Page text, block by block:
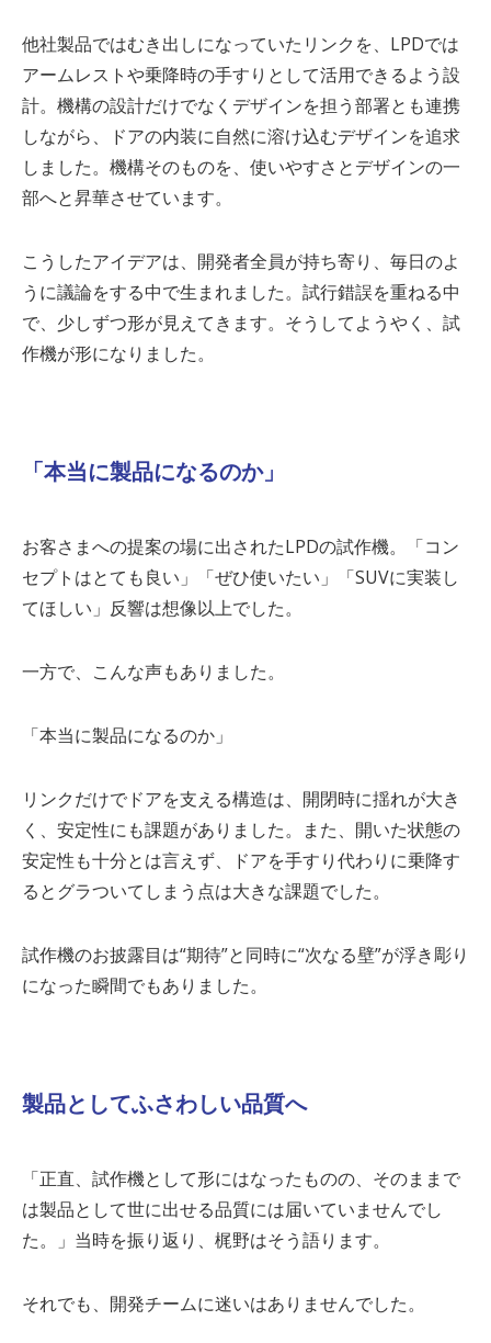
他社製品ではむき出しになっていたリンクを、 LPDでは
アームレストや乗降時の手すりとして活用できるよう設
計。機構の設計だけでなくデザインを担う部署とも連携
しながら、ドアの内装に自然に溶け込むデザインを追求
しました。機構そのものを、使いやすさとデザインの一
部へと昇華させています。
こうしたアイデアは、開発者全員が持ち寄り、毎日のよ
うに議論をする中で生まれました。試行錯誤を重ねる中
で、少しずつ形が見えてきます。そうしてようやく、試
作機が形になりました。
「本当に製品になるのか」
お客さまへの提案の場に出されたLPDの試作機。「コン
セプトはとても良い」「ぜひ使いたい」「SUVに実装し
てほしい」反響は想像以上でした。
一方で、こんな声もありました。
「本当に製品になるのか」
リンクだけでドアを支える構造は、開閉時に揺れが大き
く、安定性にも課題がありました。また、開いた状態の
安定性も十分とは言えず、ドアを手すり代わりに乗降す
るとグラついてしまう点は大きな課題でした。
試作機のお披露目は“期待”と同時に“次なる壁”が浮き彫り
になった瞬間でもありました。
製品としてふさわしい品質へ
「正直、試作機として形にはなったものの、そのままで
は製品として世に出せる品質には届いていませんでし
た。」当時を振り返り、梶野はそう語ります。
それでも、開発チームに迷いはありませんでした。